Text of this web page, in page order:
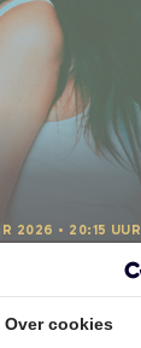
2026 • 20:15 UUR
Over cookies